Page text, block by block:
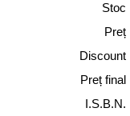
Stoc
Preț
Discount
Preț final
I.S.B.N.